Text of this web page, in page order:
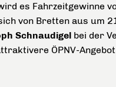
es Fahrzeitgewinne
von Bretten aus um
Schnaudigel bei der
ÖPNV-